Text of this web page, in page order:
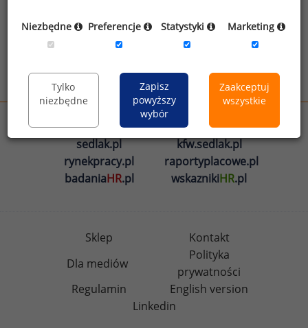
informacji na temat przetwarzania
wynagrodzenia.pl
sedlak.pl
kfw.sedlak.pl
rynekpracy.pl
raportyplacowe.pl
badaniaHR.pl wskaznikiHR.pl
Sklep
Kontakt
Dla mediów
Polityka
prywatności
Regulamin
English version
Linkedin
Niezbędne Preferencje Statystyki Marketing
Tylko
niezbędne
Zapisz
powyższy
wybór
Zaakceptuj
wszystkie